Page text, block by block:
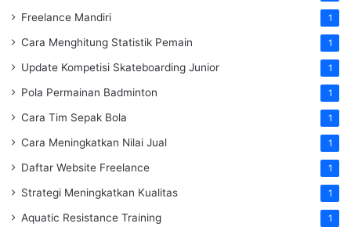
Freelance Mandiri 1
Cara Menghitung Statistik Pemain 1
Update Kompetisi Skateboarding Junior 1
Pola Permainan Badminton 1
Cara Tim Sepak Bola 1
Cara Meningkatkan Nilai Jual 1
Daftar Website Freelance 1
Strategi Meningkatkan Kualitas 1
Aquatic Resistance Training 1